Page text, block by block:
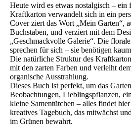
Heute wird es etwas nostalgisch – ein
Kraftkarton verwandelt sich in ein
Cover ziert das Wort „Mein Garten“,
Buchstaben, und verziert mit dem
„Geschmackvolle Galerie“. Die
sprechen für sich – sie benötigen
Die natürliche Struktur des
mit den zarten Farben und verleiht
organische Ausstrahlung.
Dieses Buch ist perfekt, um das
Beobachtungen, Lieblingspflanzen,
kleine Samentütchen – alles findet
kreatives Tagebuch, das mitwächst
im Grünen bewahrt.